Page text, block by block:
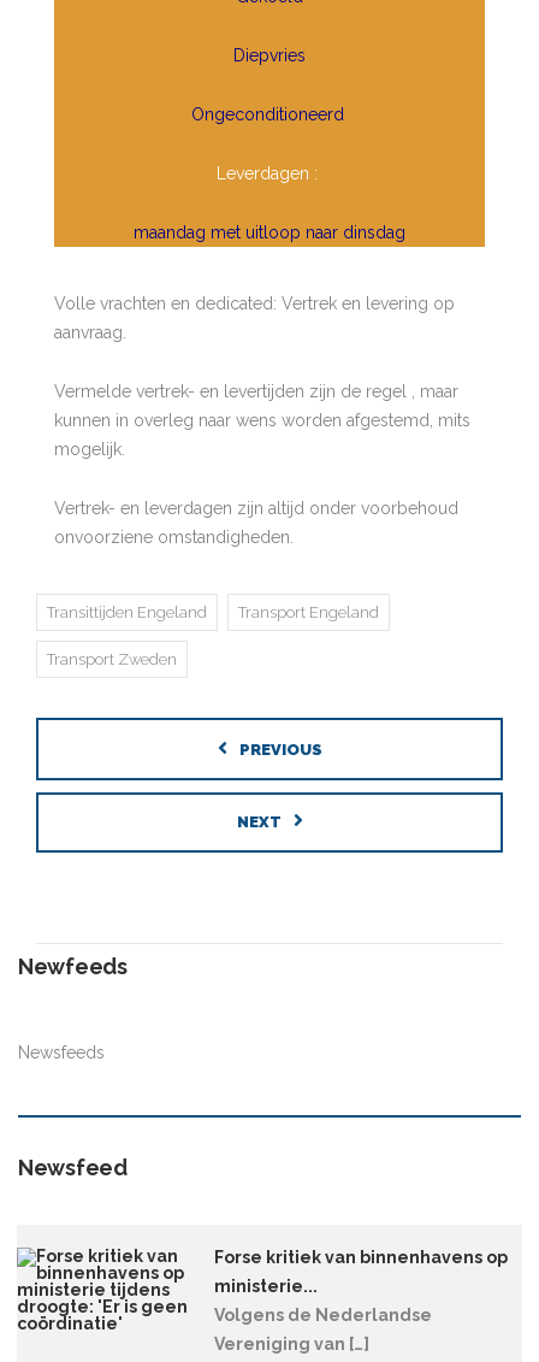
Diepvries
Ongeconditioneerd
Leverdagen :
maandag met uitloop naar dinsdag
Volle vrachten en dedicated: Vertrek en levering op
aanvraag.
Vermelde vertrek- en levertijden zijn de regel , maar
kunnen in overleg naar wens worden afgestemd, mits
mogelijk.
Vertrek- en leverdagen zijn altijd onder voorbehoud
onvoorziene omstandigheden.
Transittijden Engeland Transport Engeland
Transport Zweden
PREVIOUS
NEXT
Newfeeds
Newsfeeds
Newsfeed
Forse kritiek van binnenhavens op
ministerie...
Volgens de Nederlandse
Vereniging van […]